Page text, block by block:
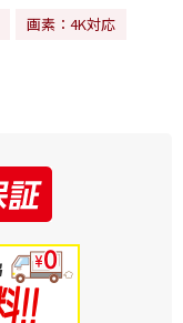
画素：4K対応